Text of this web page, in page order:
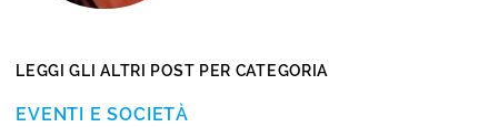
LEGGI GLI ALTRI POST PER CATEGORIA
EVENTI E SOCIETÀ